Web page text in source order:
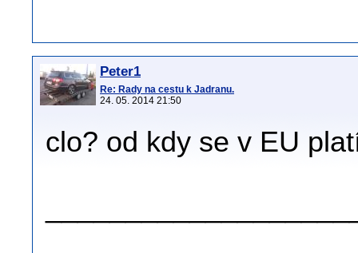
Peter1
Re: Rady na cestu k Jadranu.
24. 05. 2014 21:50
clo? od kdy se v EU